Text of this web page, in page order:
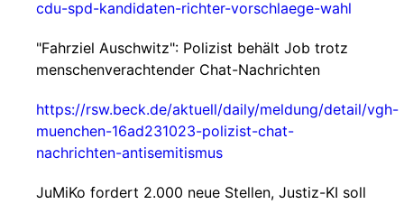
cdu-spd-kandidaten-richter-vorschlaege-wahl
"Fahrziel Auschwitz": Polizist behält Job trotz
menschenverachtender Chat-Nachrichten
https://rsw.beck.de/aktuell/daily/meldung/detail/vgh-
muenchen-16ad231023-polizist-chat-
nachrichten-antisemitismus
JuMiKo fordert 2.000 neue Stellen, Justiz-KI soll